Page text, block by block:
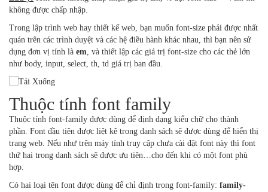
không được chấp nhập.
Trong lập trình web hay thiết kế web, bạn muốn font-size phải được nhất
quán trên các trình duyệt và các hệ điều hành khác nhau, thì bạn nên sử
dụng đơn vị tính là em , và thiết lập các giá trị font-size cho các thẻ lớn
như body, input, select, th, td giá trị ban đầu.
Thuộc tính font family
Thuộc tính font-family được dùng để định dạng kiểu chữ cho thành
phần. Font đầu tiên được liệt kê trong danh sách sẽ được dùng để hiển thị
trang web. Nếu như trên máy tính truy cập chưa cài đặt font này thì font
thứ hai trong danh sách sẽ được ưu tiên…cho đến khi có một font phù
hợp.
Có hai loại tên font được dùng để chỉ định trong font-family: family-